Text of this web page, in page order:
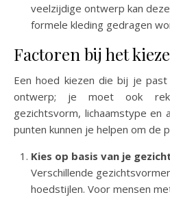
veelzijdige ontwerp kan
formele kleding gedragen
Factoren bij het
Een hoed kiezen die bij je
ontwerp; je moet ook
gezichtsvorm, lichaamstype en
punten kunnen je helpen om de
Kies op basis van je
Verschillende
hoedstijlen. Voor mensen